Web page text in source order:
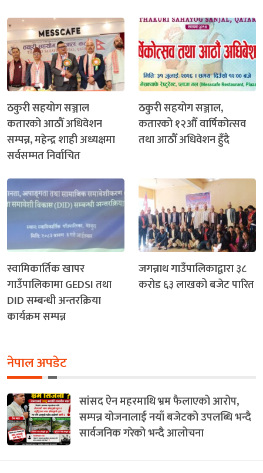
ठकुरी सहयोग सञ्जाल
कतारको आठौँ अधिवेशन
सम्पन्न, महेन्द्र शाही अध्यक्षमा
सर्वसम्मत निर्वाचित
ठकुरी सहयोग सञ्जाल,
कतारको १२औँ वार्षिकोत्सव
तथा आठौँ अधिवेशन हुँदै
स्वामिकार्तिक खापर
गाउँपालिकामा GEDSI तथा
DID सम्बन्धी अन्तरक्रिया
कार्यक्रम सम्पन्न
जगन्नाथ गाउँपालिकाद्वारा ३८
करोड ६३ लाखको बजेट पारित
नेपाल अपडेट
सांसद ऐन महरमाथि भ्रम फैलाएको आरोप,
सम्पन्न योजनालाई नयाँ बजेटको उपलब्धि भन्दै
सार्वजनिक गरेको भन्दै आलोचना